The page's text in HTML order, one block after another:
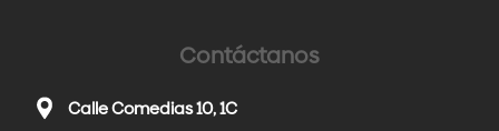
Contáctanos
Calle Comedias 10, 1C